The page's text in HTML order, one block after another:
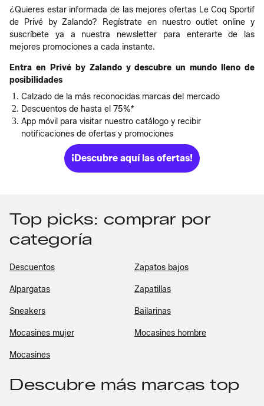
¿Quieres estar informada de las mejores ofertas Le Coq Sportif
de Privé by Zalando? Regístrate en nuestro outlet online y
suscríbete ya a nuestra newsletter para enterarte de las
mejores promociones a cada instante.
Entra en Privé by Zalando y descubre un mundo lleno de
posibilidades
Calzado de la más reconocidas marcas del mercado
Descuentos de hasta el 75%*
App móvil para visitar nuestro catálogo y recibir
notificaciones de ofertas y promociones
¡Descubre aquí las ofertas!
Top picks: comprar por
categoría
Descuentos Zapatos bajos
Alpargatas Zapatillas
Sneakers Bailarinas
Mocasines mujer Mocasines hombre
Mocasines
Descubre más marcas top